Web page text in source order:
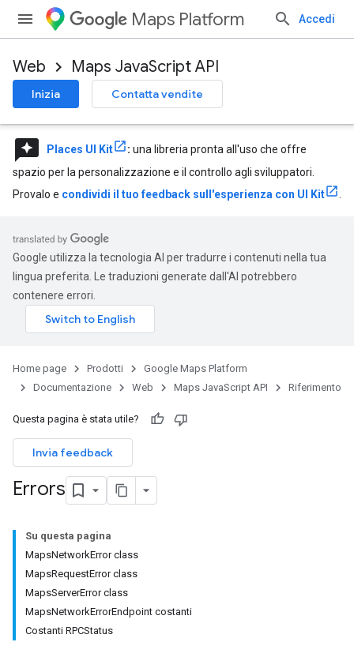
Maps Platform Accedi
Web Maps JavaScript API
Inizia Contatta vendite
reviews Places UI Kit : una libreria pronta all'uso che offre
spazio per la personalizzazione e il controllo agli sviluppatori.
Provalo e condividi il tuo feedback sull'esperienza con UI Kit .
Google utilizza la tecnologia AI per tradurre i contenuti nella tua
lingua preferita. Le traduzioni generate dall'AI potrebbero
contenere errori.
Home page Prodotti
Google Maps Platform
Documentazione
Web Maps JavaScript API Riferimento
Questa pagina è stata utile?
Invia feedback
Errors
Su questa pagina
MapsNetworkError class
MapsRequestError class
MapsServerError class
MapsNetworkErrorEndpoint costanti
Costanti RPCStatus